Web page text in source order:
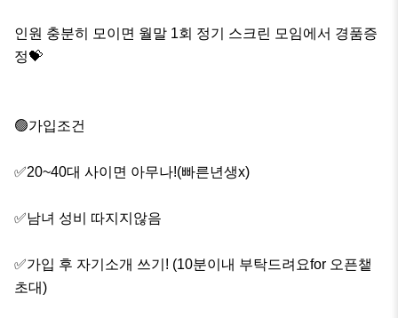
인원 충분히 모이면 월말 1회 정기 스크린 모임에서 경품증
정💝
🟢가입조건
✅20~40대 사이면 아무나!(빠른년생x)
✅남녀 성비 따지지않음
✅가입 후 자기소개 쓰기! (10분이내 부탁드려요for 오픈챝
초대)